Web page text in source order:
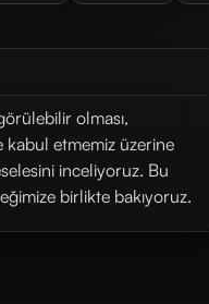
olması,
kabul etmemiz üzerine
inceliyoruz. Bu
birlikte bakıyoruz.